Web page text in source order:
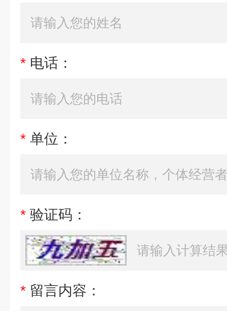
* 电话：
* 单位：
* 验证码：
* 留言内容：